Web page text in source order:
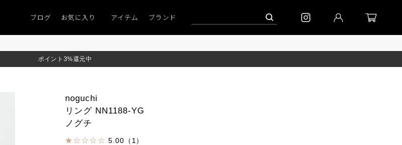
「キレイなニット」 ポイント9％「マンスリーポイントキャンペーン」 到着｜2026AW「シフォンニット」 到着｜2026AW「マガジン」
ブログ お気に入り アイテム ブランド
ポイント3%還元中
noguchi
リング NN1188-YG
ノグチ
5.00（1）